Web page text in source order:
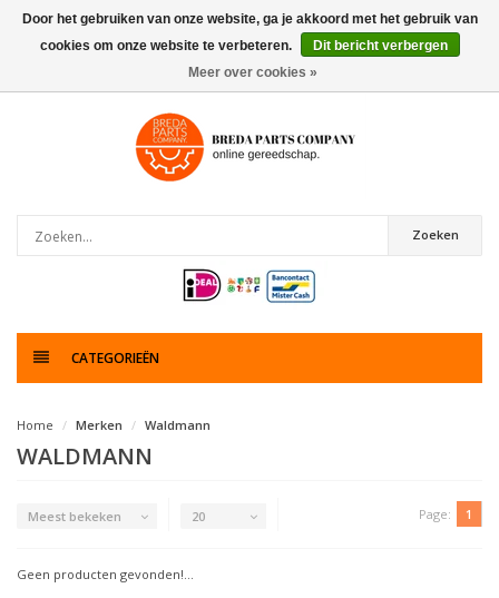
0artikelen
Zoeken
CATEGORIEËN
Home Merken Waldmann
WALDMANN
Meest bekeken 20 Page: 1
Geen producten gevonden!...
Door het gebruiken van onze website, ga je akkoord met het gebruik van
cookies om onze website te verbeteren.
Dit bericht verbergen
Meer over cookies »